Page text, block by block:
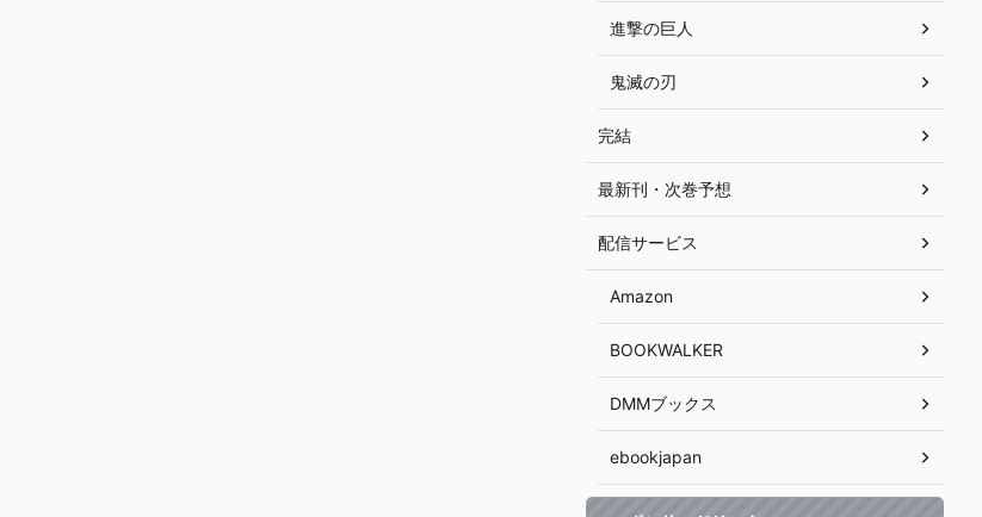
進撃の巨人
鬼滅の刃
完結
最新刊・次巻予想
配信サービス
Amazon
BOOKWALKER
DMMブックス
ebookjapan